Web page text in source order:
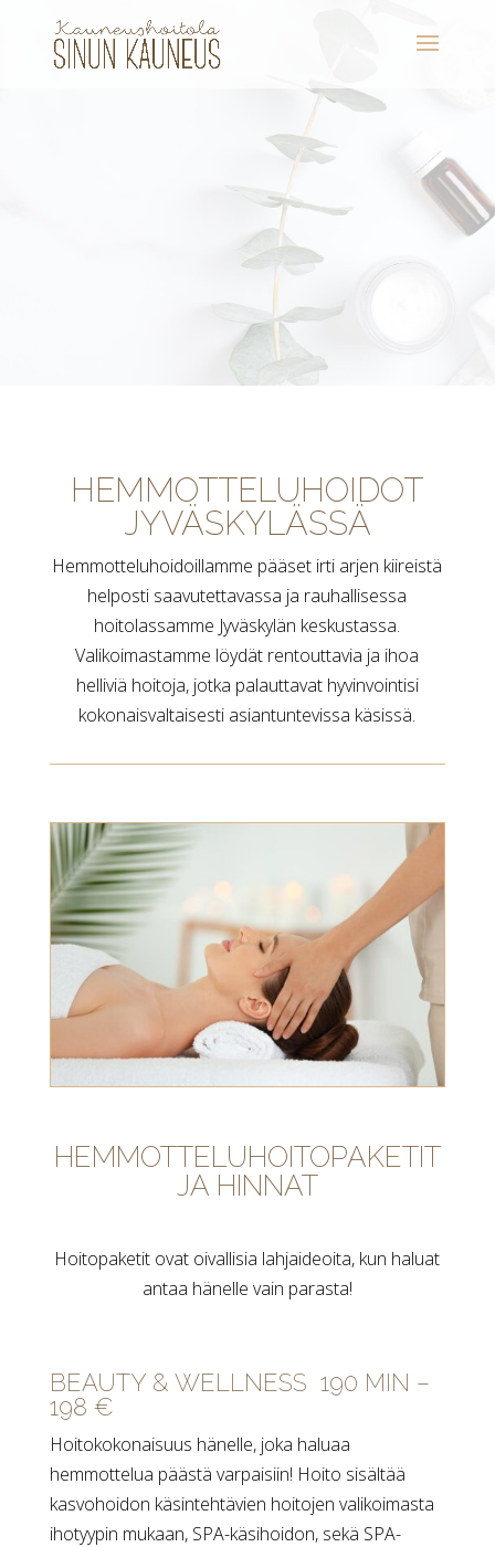
HEMMOTTELUHOIDOT
JYVÄSKYLÄSSÄ
Hemmotteluhoidoillamme pääset irti arjen kiireistä
helposti saavutettavassa ja rauhallisessa
hoitolassamme Jyväskylän keskustassa.
Valikoimastamme löydät rentouttavia ja ihoa
helliviä hoitoja, jotka palauttavat hyvinvointisi
kokonaisvaltaisesti asiantuntevissa käsissä.
HEMMOTTELUHOITOPAKETIT
JA HINNAT
Hoitopaketit ovat oivallisia lahjaideoita, kun haluat
antaa hänelle vain parasta!
BEAUTY & WELLNESS 190 MIN –
198 €
Hoitokokonaisuus hänelle, joka haluaa
hemmottelua päästä varpaisiin! Hoito sisältää
kasvohoidon käsintehtävien hoitojen valikoimasta
ihotyypin mukaan, SPA-käsihoidon, sekä SPA-